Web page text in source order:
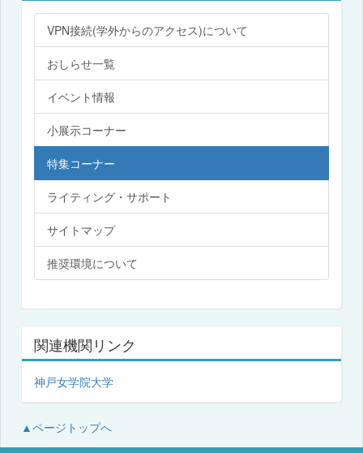
VPN接続(学外からのアクセス)について
おしらせ一覧
イベント情報
小展示コーナー
特集コーナー
ライティング・サポート
サイトマップ
推奨環境について
関連機関リンク
神戸女学院大学
▲ページトップへ